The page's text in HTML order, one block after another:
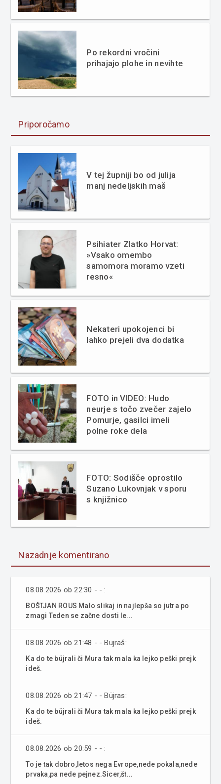
Po rekordni vročini
prihajajo plohe in nevihte
Priporočamo
V tej župniji bo od julija
manj nedeljskih maš
Psihiater Zlatko Horvat:
»Vsako omembo
samomora moramo vzeti
resno«
Nekateri upokojenci bi
lahko prejeli dva dodatka
FOTO in VIDEO: Hudo
neurje s točo zvečer zajelo
Pomurje, gasilci imeli
polne roke dela
FOTO: Sodišče oprostilo
Suzano Lukovnjak v sporu
s knjižnico
Nazadnje komentirano
08.08.2026 ob 22:30 - - :
BOŠTJAN ROUS Malo slikaj in najlepša so jutra po
zmagi Teden se začne dosti le...
08.08.2026 ob 21:48 - - Büjraš:
Ka do te büjrali či Mura tak mala ka lejko peški prejk
ideš.
08.08.2026 ob 21:47 - - Büjras:
Ka do te büjrali či Mura tak mala ka lejko peški prejk
ideš.
08.08.2026 ob 20:59 - - :
To je tak dobro,letos nega Evrope,nede pokala,nede
prvaka,pa nede pejnez.Sicer,št...